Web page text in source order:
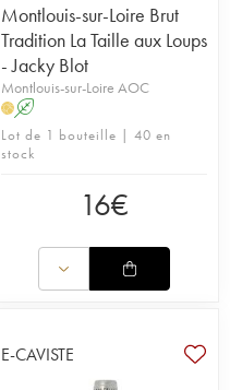
Montlouis-sur-Loire Brut
Tradition La Taille aux Loups
- Jacky Blot
Montlouis-sur-Loire AOC
HA
Lot de 1 bouteille | 40 en
stock
16€
E-CAVISTE